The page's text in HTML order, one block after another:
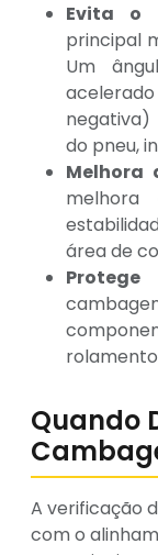
Evita o
principal
Um
do pneu,
Melhora
área de
Protege
Quando
A verificação
com o